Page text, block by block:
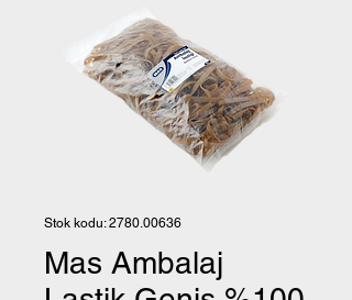
Stok kodu: 2780.00636
Mas Ambalaj